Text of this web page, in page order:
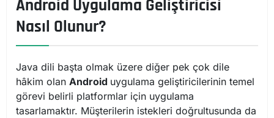
Android Uygulama Geliştiricisi
Nasıl Olunur?
Java dili başta olmak üzere diğer pek çok dile
hâkim olan Android uygulama geliştiricilerinin temel
görevi belirli platformlar için uygulama
tasarlamaktır. Müşterilerin istekleri doğrultusunda da